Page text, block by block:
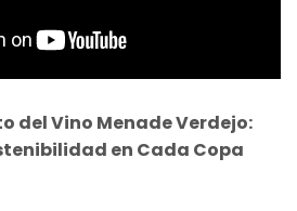
del Vino Menade Verdejo:
en Cada Copa